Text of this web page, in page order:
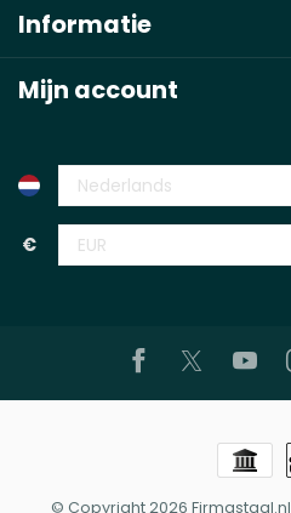
Informatie
Mijn account
€
© Copyright 2026 Firmastaal.nl